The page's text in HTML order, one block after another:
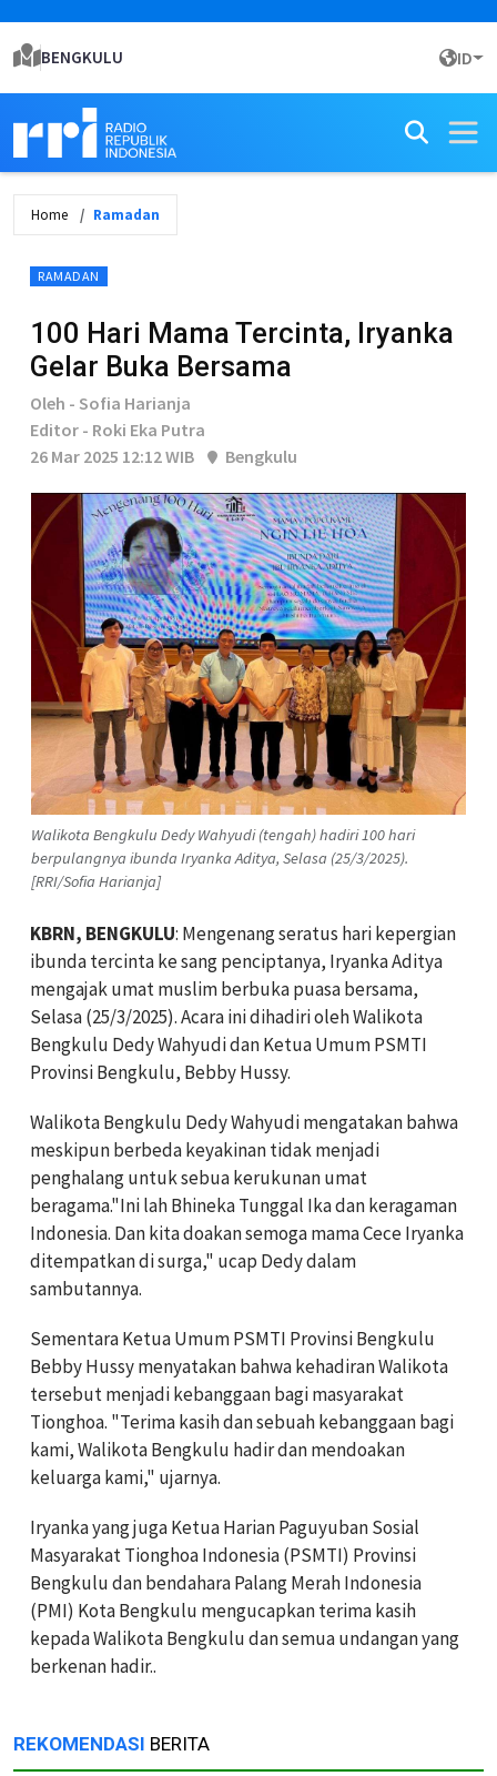
BENGKULU ID
Home Ramadan
RAMADAN
100 Hari Mama Tercinta, Iryanka
Gelar Buka Bersama
Oleh - Sofia Harianja
Editor - Roki Eka Putra
26 Mar 2025 12:12 WIB
Bengkulu
Walikota Bengkulu Dedy Wahyudi (tengah) hadiri 100 hari
berpulangnya ibunda Iryanka Aditya, Selasa (25/3/2025).
[RRI/Sofia Harianja]
KBRN, BENGKULU: Mengenang seratus hari kepergian
ibunda tercinta ke sang penciptanya, Iryanka Aditya
mengajak umat muslim berbuka puasa bersama,
Selasa (25/3/2025). Acara ini dihadiri oleh Walikota
Bengkulu Dedy Wahyudi dan Ketua Umum PSMTI
Provinsi Bengkulu, Bebby Hussy.
Walikota Bengkulu Dedy Wahyudi mengatakan bahwa
meskipun berbeda keyakinan tidak menjadi
penghalang untuk sebua kerukunan umat
beragama."Ini lah Bhineka Tunggal Ika dan keragaman
Indonesia. Dan kita doakan semoga mama Cece Iryanka
ditempatkan di surga," ucap Dedy dalam
sambutannya.
Sementara Ketua Umum PSMTI Provinsi Bengkulu
Bebby Hussy menyatakan bahwa kehadiran Walikota
tersebut menjadi kebanggaan bagi masyarakat
Tionghoa. "Terima kasih dan sebuah kebanggaan bagi
kami, Walikota Bengkulu hadir dan mendoakan
keluarga kami," ujarnya.
Iryanka yang juga Ketua Harian Paguyuban Sosial
Masyarakat Tionghoa Indonesia (PSMTI) Provinsi
Bengkulu dan bendahara Palang Merah Indonesia
(PMI) Kota Bengkulu mengucapkan terima kasih
kepada Walikota Bengkulu dan semua undangan yang
berkenan hadir..
REKOMENDASI BERITA